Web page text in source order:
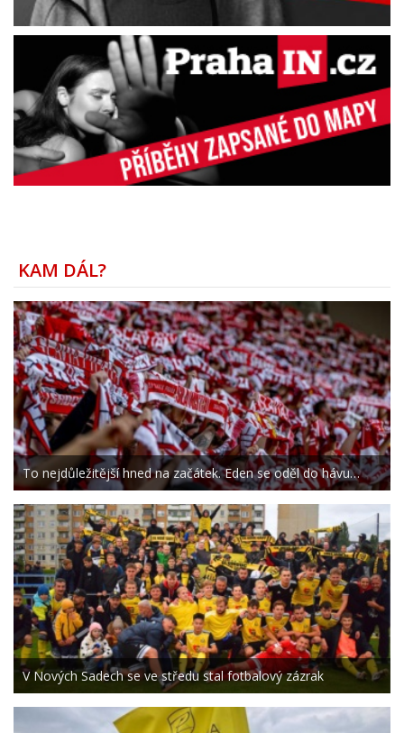
KAM DÁL?
To nejdůležitější hned na začátek. Eden se oděl do hávu…
V Nových Sadech se ve středu stal fotbalový zázrak